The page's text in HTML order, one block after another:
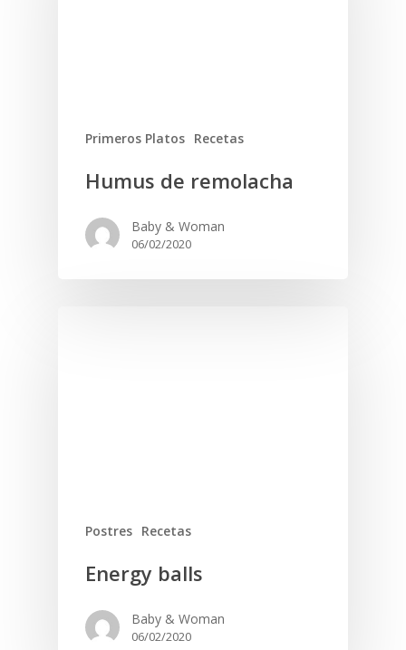
Primeros Platos Recetas
Humus de remolacha
Baby & Woman
06/02/2020
Postres Recetas
Energy balls
Baby & Woman
06/02/2020